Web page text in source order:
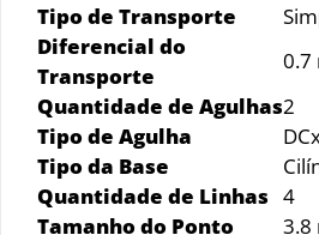
Tipo de Transporte
Diferencial do
Transporte
0.7
Quantidade de Agulhas2
Tipo de Agulha
Tipo da Base
Quantidade de Linhas 4
Tamanho do Ponto
3.8